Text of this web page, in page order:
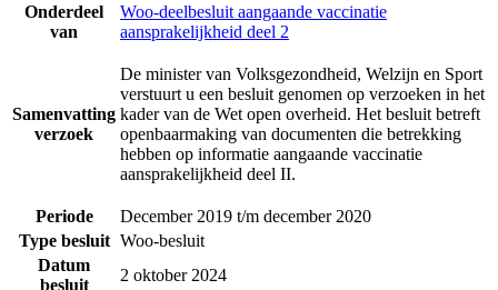
Onderdeel
van
Woo-deelbesluit aangaande vaccinatie
aansprakelijkheid deel 2
Samenvatting
verzoek
De minister van Volksgezondheid, Welzijn en Sport
verstuurt u een besluit genomen op verzoeken in het
kader van de Wet open overheid. Het besluit betreft
openbaarmaking van documenten die betrekking
hebben op informatie aangaande vaccinatie
aansprakelijkheid deel II.
Periode
December 2019 t/m december 2020
Type besluit Woo-besluit
Datum
besluit
2 oktober 2024